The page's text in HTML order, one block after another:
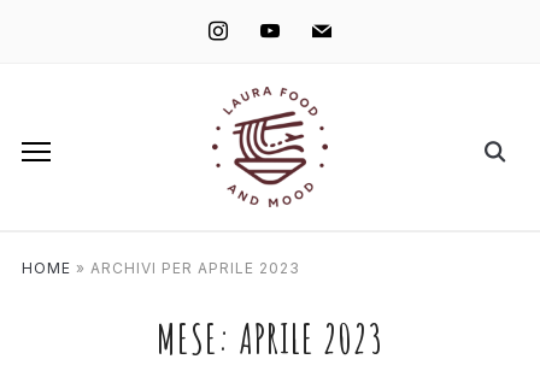
instagramyoutube mail
HOME » ARCHIVI PER APRILE 2023
MESE: APRILE 2023